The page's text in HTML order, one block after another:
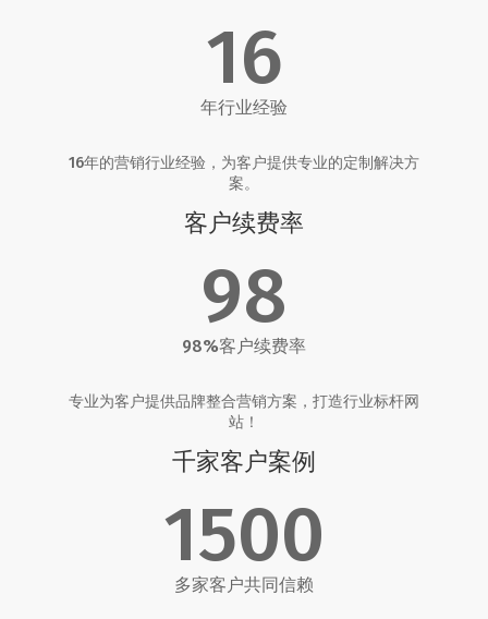
16
年行业经验
16年的营销行业经验，为客户提供专业的定制解决方
案。
客户续费率
98
98%客户续费率
专业为客户提供品牌整合营销方案，打造行业标杆网
站！
千家客户案例
1500
多家客户共同信赖